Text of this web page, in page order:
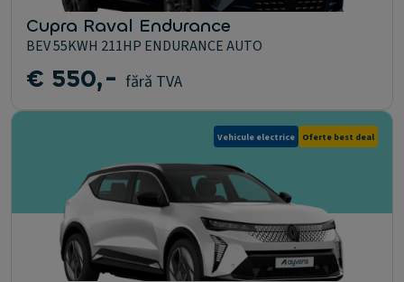
Cupra Raval Endurance
BEV 55KWH 211HP ENDURANCE AUTO
€ 550,- fără TVA
Vehicule electrice Oferte best deal